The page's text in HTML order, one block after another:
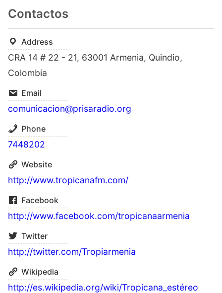
Contactos
Address
CRA 14 # 22 - 21, 63001 Armenia, Quindio,
Colombia
Email
comunicacion@prisaradio.org
Phone
7448202
Website
http://www.tropicanafm.com/
Facebook
http://www.facebook.com/tropicanaarmenia
Twitter
http://twitter.com/Tropiarmenia
Wikipedia
http://es.wikipedia.org/wiki/Tropicana_estéreo